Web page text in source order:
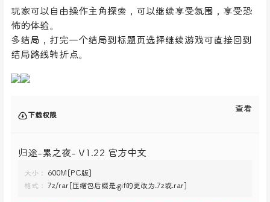
玩家可以自由操作主角探索，可以继续享受氛围，享受恐
怖的体验。
多结局，打完一个结局到标题页选择继续游戏可直接回到
结局路线转折点。
下载权限
查看
归途-累之夜- V1.22 官方中文
大小：
600M[PC版]
格式：
7z/rar[压缩包后缀是.gif的更改为.7z或.rar]